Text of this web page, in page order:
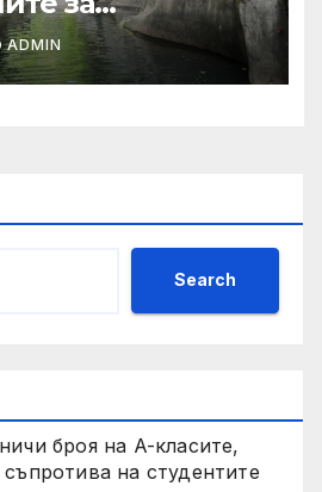
на Тайван“.
ADMIN
Search
броя на A-класите,
на студентите